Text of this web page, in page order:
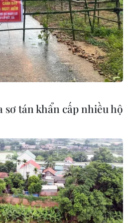
khai chiến
lái xe môtô, xe
mở rộng
sơ tán khẩn cấp nhiều hộ